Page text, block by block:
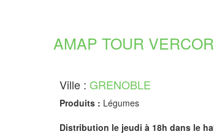
AMAP TOUR
Ville : GRENOBLE
Produits : Légumes
Distribution le jeudi à 18h dans le